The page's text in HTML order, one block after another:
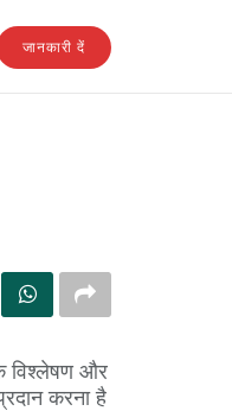
जानकारी दें
विश्लेषण और
करना है